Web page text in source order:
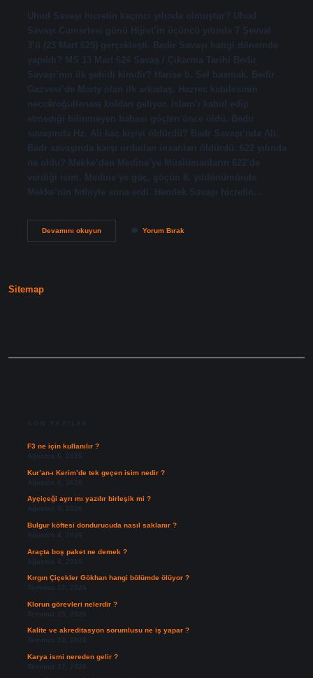
Uhud Savaşı hicretin kaçıncı yılında olmuştur? Uhud
Savaşı Cumartesi günü Hijret’in üçüncü yılında 7 Şevval
3’ü (23 Mart 625) gerçekleşti. Bedir Savaşı hangi dönemde
yapıldı? MS 13 Mart 624 Savaş / Çıkarma Tarihi Bedir
Savaşı’nın ilk şehidi kimdir? Harise b. Sel basmak. Bedir
Gazvesi’de Marty olan ilk arkadaş. Hazrec kabilesinin
neccâroğullenası koldan geliyor. İslam’ı kabul edip
etmediği bilinmeyen babası göçten önce öldü. Bedir
savaşında Hz. Ali kaç kişiyi öldürdü? Badr Savaşı’nda Ali,
Badr savaşında karşı ordudan insanları öldürdü. 622 yılında
ne oldu? Mekke’den Medine’ye Müslümanların 622’de
verdiği isim. Medine’ye göç, göçün 8. yıldönümünde
Mekke’nin fethiyle sona erdi. Hendek Savaşı hicretin…
Devamını okuyunBedir
Yorum Bırak
Sitemap
SON YAZILAR
F3 ne için kullanılır ?
Ağustos 6, 2026
Kur’an-ı Kerim’de tek geçen isim nedir ?
Ağustos 6, 2026
Ayçiçeği ayrı mı yazılır birleşik mi ?
Ağustos 5, 2026
Bulgur köftesi dondurucuda nasıl saklanır ?
Ağustos 4, 2026
Araçta boş paket ne demek ?
Ağustos 4, 2026
Kırgın Çiçekler Gökhan hangi bölümde ölüyor ?
Temmuz 27, 2026
Klorun görevleri nelerdir ?
Temmuz 25, 2026
Kalite ve akreditasyon sorumlusu ne iş yapar ?
Temmuz 23, 2026
Karya ismi nereden gelir ?
Temmuz 17, 2026